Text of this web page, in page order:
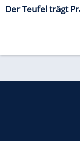
Der Teufel trägt